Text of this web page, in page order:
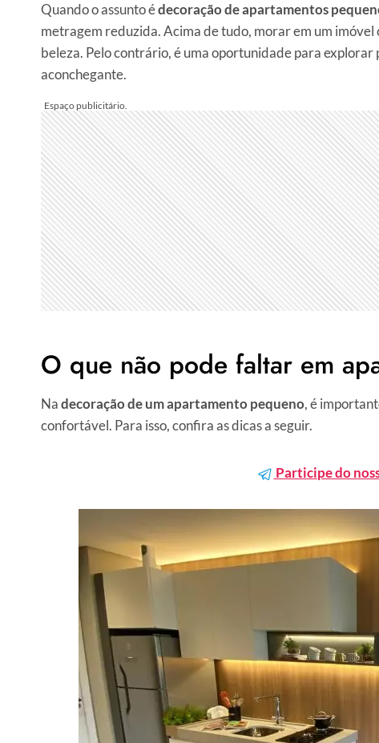
Quando o assunto édecoração de apartamentos
metragem reduzida. Acima de tudo, morar em um
beleza. Pelo contrário, é uma oportunidade para
aconchegante.
O que não pode faltar em
Nadecoração de um apartamento pequeno, é
confortável. Para isso, confira as dicas a seguir.
Participe do